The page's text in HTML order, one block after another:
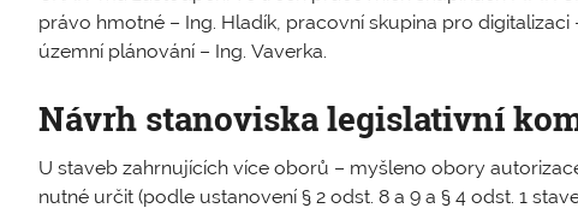
právo hmotné – Ing. Hladík, pracovní skupina pro
územní ­plánování – Ing. Vaverka.
Návrh stanoviska legislativní
U staveb zahrnujících více oborů – myšleno obory
nutné určit (podle ustanovení § 2 odst. 8 a 9 a § 4 odst. 1